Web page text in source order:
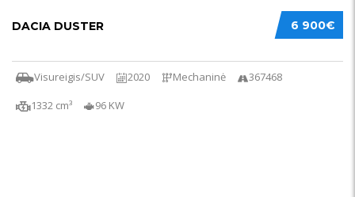
6 900€
DACIA DUSTER
Visureigis/SUV 2020 Mechaninė
367468
1332 cm³
96 KW